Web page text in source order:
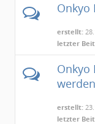
Onkyo
erstellt:
letzter
Onkyo
erstellt:
letzter